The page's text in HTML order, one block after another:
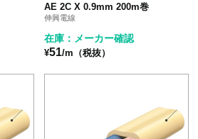
AE 2C X 0.9mm 200m巻
伸興電線
在庫：メーカー確認
¥51/m（税抜）